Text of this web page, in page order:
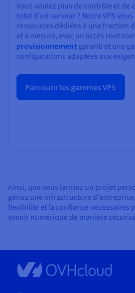
Vous voulez plus de contrôle et de
total d’un serveur ? Notre VPS
ressources dédiées à une fraction
et à mesure, avec un accès root
provisionnement garanti et une
configurations adaptées aux
Parcourir les gammes VPS
Ainsi, que vous lanciez un projet
gériez une infrastructure
flexibilité et la confiance nécessaires
avenir numérique de manière